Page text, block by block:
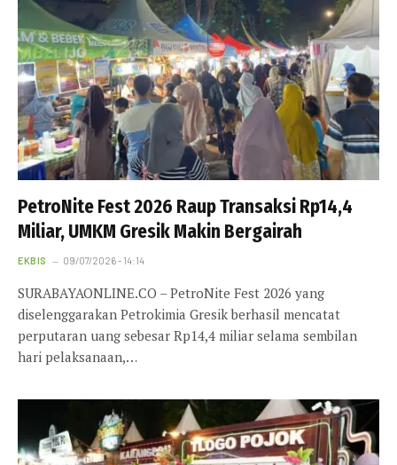
PetroNite Fest 2026 Raup Transaksi Rp14,4
Miliar, UMKM Gresik Makin Bergairah
EKBIS 09/07/2026 - 14:14
SURABAYAONLINE.CO – PetroNite Fest 2026 yang
diselenggarakan Petrokimia Gresik berhasil mencatat
perputaran uang sebesar Rp14,4 miliar selama sembilan
hari pelaksanaan,…